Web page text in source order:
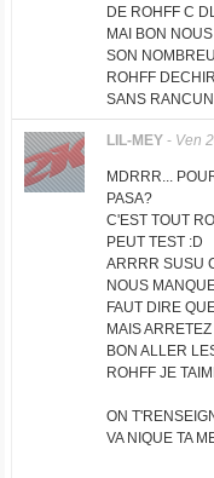
DE ROHFF C
MAI BON
SON
ROHFF
SANS
LIL-MEY- Ven
MDRRR...
PASA?
C'EST TOUT
PEUT TEST :D
ARRRR SUSU
NOUS
FAUT DIRE
MAIS
BON ALLER
ROHFF JE
ON
VA NIQUE TA